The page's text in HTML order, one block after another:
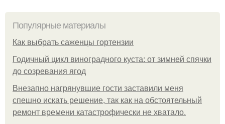
Популярные материалы
Как выбрать саженцы гортензии
Годичный цикл виноградного куста: от зимней спячки
до созревания ягод
Внезапно нагрянувшие гости заставили меня
спешно искать решение, так как на обстоятельный
ремонт времени катастрофически не хватало.